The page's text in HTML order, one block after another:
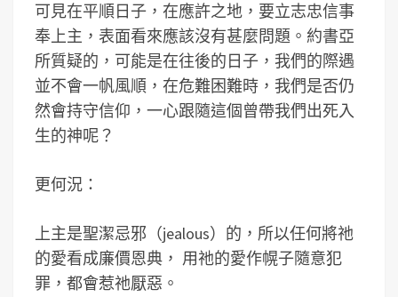
可見在平順日子，在應許之地，要立志忠信事
奉上主，表面看來應該沒有甚麼問題。約書亞
所質疑的，可能是在往後的日子，我們的際遇
並不會一帆風順，在危難困難時，我們是否仍
然會持守信仰，一心跟隨這個曾帶我們出死入
生的神呢？
更何況：
上主是聖潔忌邪（jealous）的，所以任何將祂
的愛看成廉價恩典， 用祂的愛作幌子隨意犯
罪，都會惹祂厭惡。